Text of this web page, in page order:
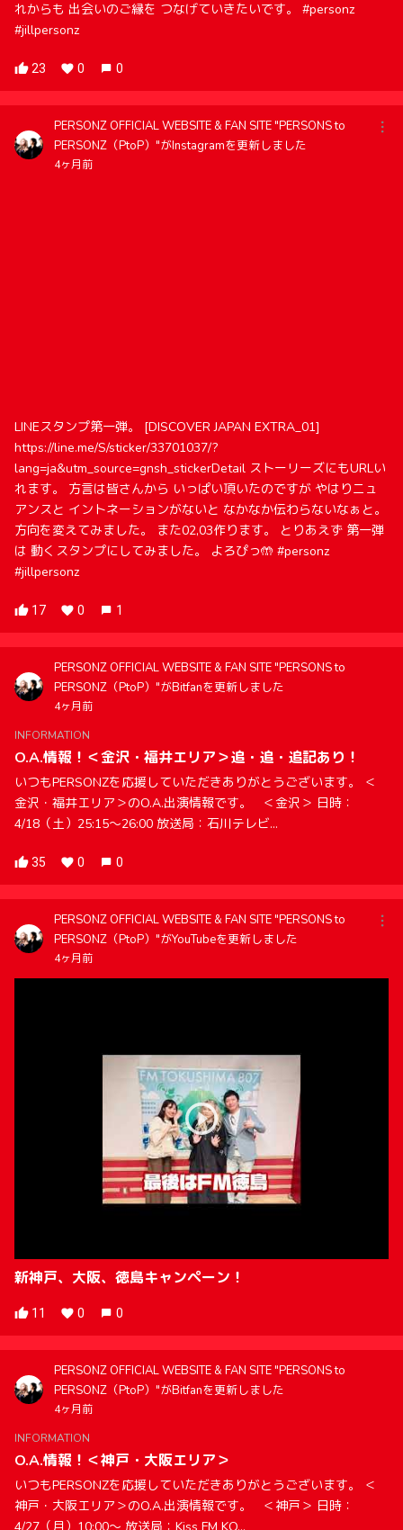
れからも 出会いのご縁を つなげていきたいです。 #personz
#jillpersonz
23 0 0
PERSONZ OFFICIAL WEBSITE & FAN SITE "PERSONS to
PERSONZ（PtoP）"がInstagramを更新しました
4ヶ月前
LINEスタンプ第一弾。 [DISCOVER JAPAN EXTRA_01]
https://line.me/S/sticker/33701037/?
lang=ja&utm_source=gnsh_stickerDetail ストーリーズにもURLい
れます。 方言は皆さんから いっぱい頂いたのですが やはりニュ
アンスと イントネーションがないと なかなか伝わらないなぁと。
方向を変えてみました。 また02,03作ります。 とりあえず 第一弾
は 動くスタンプにしてみました。 よろぴっ🤲 #personz
#jillpersonz
17 0 1
PERSONZ OFFICIAL WEBSITE & FAN SITE "PERSONS to
PERSONZ（PtoP）"がBitfanを更新しました
4ヶ月前
INFORMATION
O.A.情報！＜金沢・福井エリア＞追・追・追記あり！
いつもPERSONZを応援していただきありがとうございます。 ＜
金沢・福井エリア＞のO.A.出演情報です。 ＜金沢＞ 日時：
4/18（土）25:15～26:00 放送局：石川テレビ...
35 0 0
PERSONZ OFFICIAL WEBSITE & FAN SITE "PERSONS to
PERSONZ（PtoP）"がYouTubeを更新しました
4ヶ月前
新神戸、大阪、徳島キャンペーン！
11 0 0
PERSONZ OFFICIAL WEBSITE & FAN SITE "PERSONS to
PERSONZ（PtoP）"がBitfanを更新しました
4ヶ月前
INFORMATION
O.A.情報！＜神戸・大阪エリア＞
いつもPERSONZを応援していただきありがとうございます。 ＜
神戸・大阪エリア＞のO.A.出演情報です。 ＜神戸＞ 日時：